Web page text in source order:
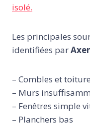
isolé.
Les principales
identifiées par
– Combles et toiture
– Murs
– Fenêtres simple
– Planchers bas